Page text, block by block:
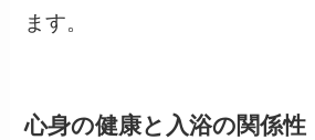
ます。
心身の健康と入浴の関係性